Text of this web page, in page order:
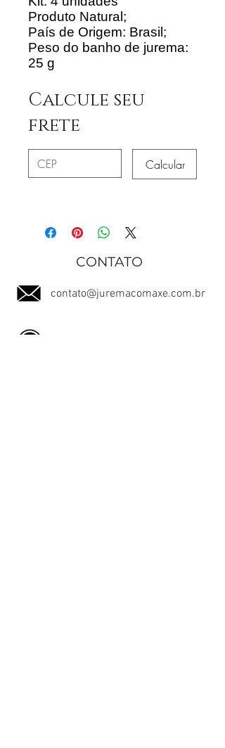
Produto Natural;
País de Origem: Brasil;
Peso do banho de jurema:
25 g
Calcule seu
frete
Calcular
CONTATO
contato@juremacomaxe.com.br